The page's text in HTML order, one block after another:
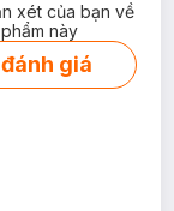
xét của bạn về
này
giá